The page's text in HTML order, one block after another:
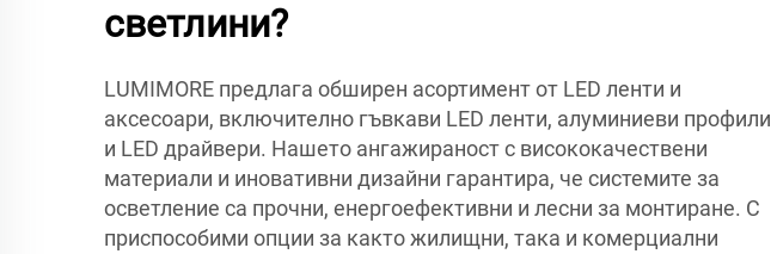
светлини?
LUMIMORE предлага обширен асортимент от LED ленти и
аксесоари, включително гъвкави LED ленти, алуминиеви профили
и LED драйвери. Нашето ангажираност с висококачествени
материали и иновативни дизайни гарантира, че системите за
осветление са прочни, енергоефективни и лесни за монтиране. С
приспособими опции за както жилищни, така и комерциални